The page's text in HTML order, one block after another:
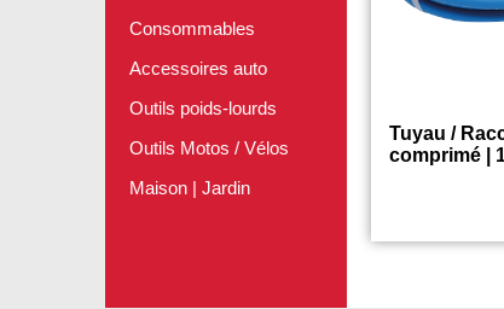
Consommables
Accessoires auto
Outils poids-lourds
Outils Motos / Vélos
Maison | Jardin
Tuyau /
comprimé |